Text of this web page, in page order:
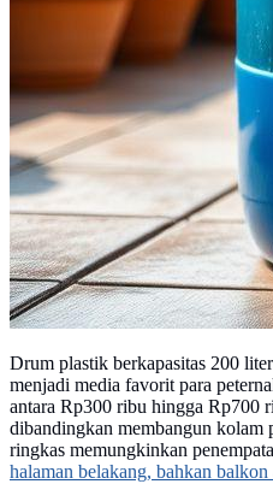
Drum plastik berkapasitas 200
menjadi media favorit para
antara Rp300 ribu hingga
dibandingkan membangun kolam
ringkas memungkinkan
halaman belakang, bahkan balkon